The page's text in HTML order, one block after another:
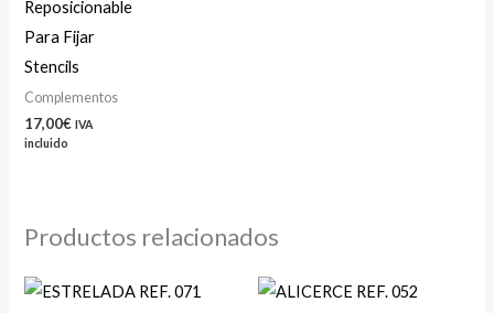
Reposicionable
Para Fijar
Stencils
Complementos
17,00€ IVA
incluido
Productos relacionados
Rango
de
Rango
de